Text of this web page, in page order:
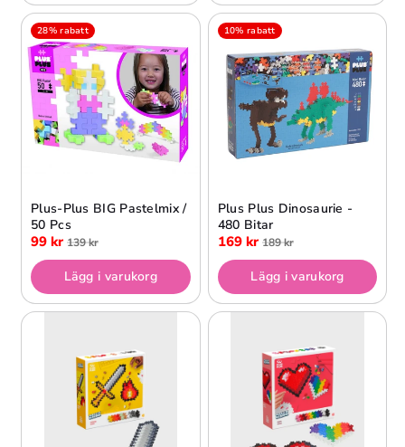
28% rabatt
Plus-Plus BIG Pastelmix /
50 Pcs
99 kr 139 kr
Lägg i varukorg
10% rabatt
Plus Plus Dinosaurie -
480 Bitar
169 kr 189 kr
Lägg i varukorg